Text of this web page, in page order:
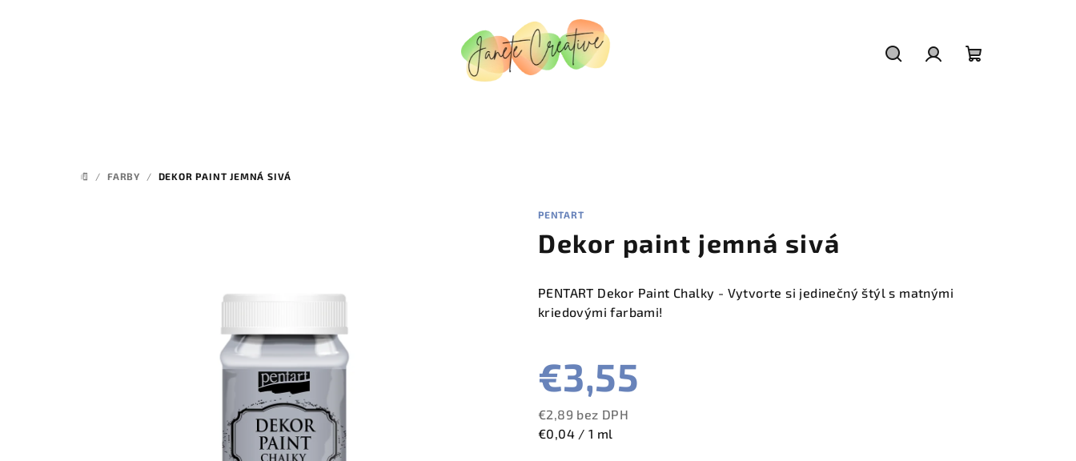
DOMOV
/ FARBY / DEKOR PAINT JEMNÁ SIVÁ
PENTART
Dekor paint jemná sivá
PENTART Dekor Paint Chalky - Vytvorte si jedinečný štýl s matnými
kriedovými farbami!
€3,55
€2,89 bez DPH
Jednotková
€0,04 / 1 ml